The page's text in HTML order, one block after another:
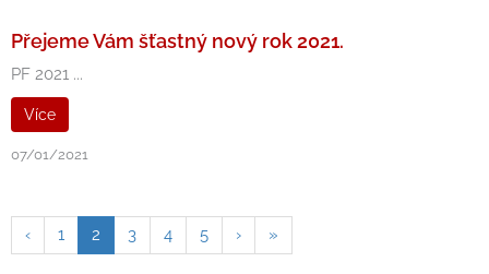
Přejeme Vám šťastný nový rok 2021.
PF 2021 ...
Více
07/01/2021
‹ 1 2 3 4 5 › »